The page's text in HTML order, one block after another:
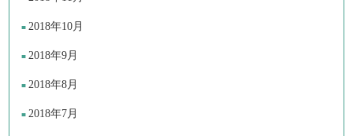
2018年10月
2018年9月
2018年8月
2018年7月